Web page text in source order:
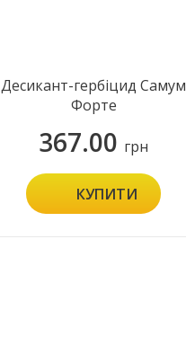
Десикант-гербіцид Самум
Форте
367.00 грн
КУПИТИ